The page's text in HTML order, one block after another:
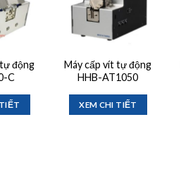
động
C
Máy cấp vít tự động
HHB-AT1050
XEM CHI TIẾT